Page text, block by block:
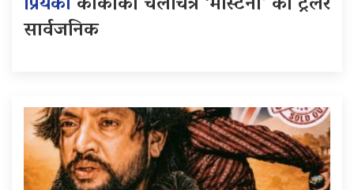
सार्वजनिक